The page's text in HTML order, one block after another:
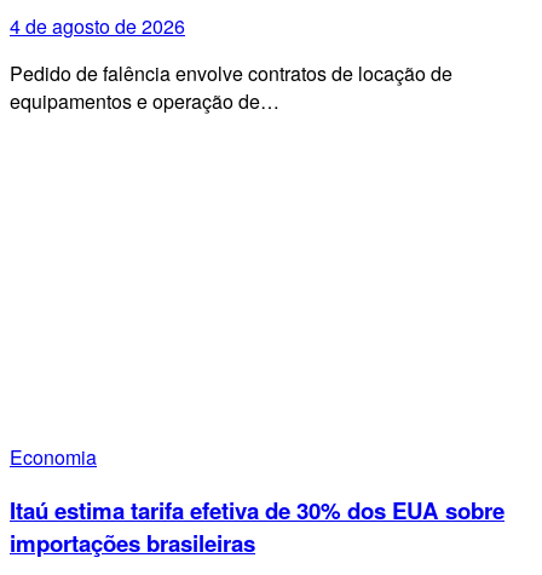
4 de agosto de 2026
Pedido de falência envolve contratos de locação de
equipamentos e operação de…
Economia
Itaú estima tarifa efetiva de 30% dos EUA sobre
importações brasileiras